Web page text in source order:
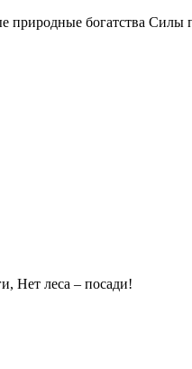
богатства
Нет леса – посади!